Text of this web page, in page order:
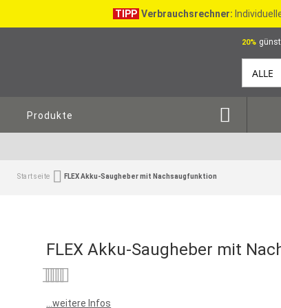
TIPP Verbrauchsrechner:
20%
Produkte
Startseite FLEX Akku-Saugheber mit Nachsaugfunktion
FLEX Akku-Saugheber mit
...weitere Infos